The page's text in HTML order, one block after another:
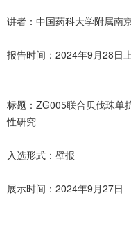
讲者：中国药科大学附属南
报告时间：2024年9月28日
标题：ZG005联合贝伐珠单
性研究
入选形式：壁报
展示时间：2024年9月27日